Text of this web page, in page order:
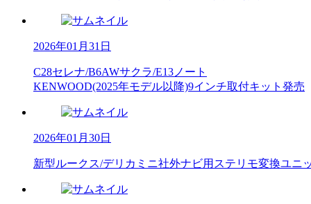
2026年01月31日
C28セレナ/B6AWサクラ/E13ノート
KENWOOD(2025年モデル以降)9インチ取付キット発売
2026年01月30日
新型ルークス/デリカミニ社外ナビ用ステリモ変換ユニ